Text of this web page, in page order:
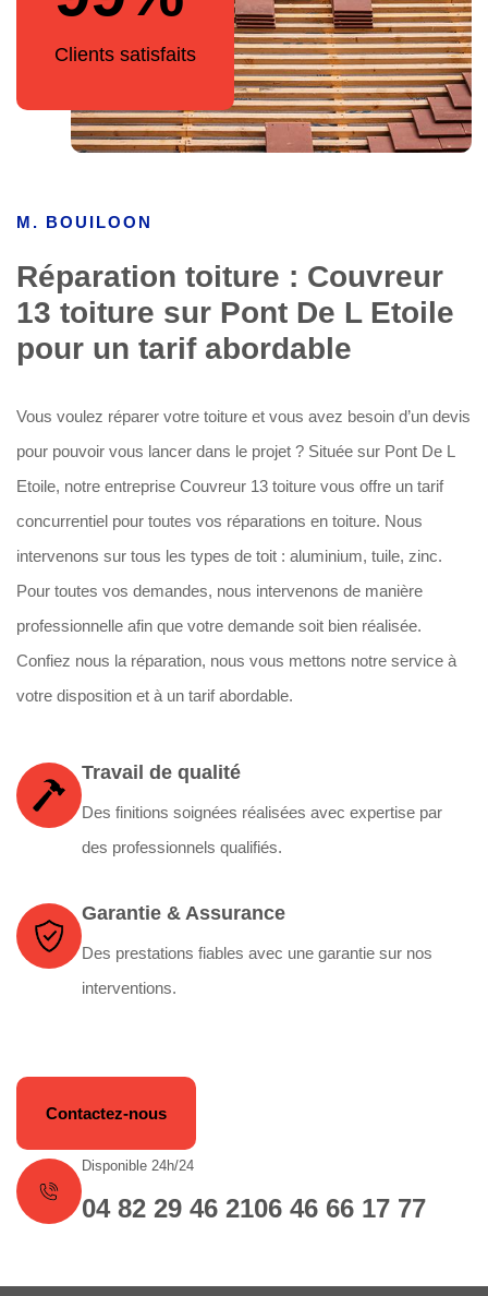
Clients satisfaits
M. BOUILOON
Réparation toiture : Couvreur
13 toiture sur Pont De L Etoile
pour un tarif abordable
Vous voulez réparer votre toiture et vous avez besoin d’un devis
pour pouvoir vous lancer dans le projet ? Située sur Pont De L
Etoile, notre entreprise Couvreur 13 toiture vous offre un tarif
concurrentiel pour toutes vos réparations en toiture. Nous
intervenons sur tous les types de toit : aluminium, tuile, zinc.
Pour toutes vos demandes, nous intervenons de manière
professionnelle afin que votre demande soit bien réalisée.
Confiez nous la réparation, nous vous mettons notre service à
votre disposition et à un tarif abordable.
Travail de qualité
Des finitions soignées réalisées avec expertise par
des professionnels qualifiés.
Garantie & Assurance
Des prestations fiables avec une garantie sur nos
interventions.
Contactez-nous
Disponible 24h/24
04 82 29 46 2106 46 66 17 77